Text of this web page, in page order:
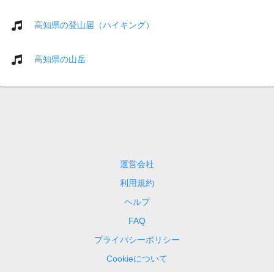
高知県の登山届（ハイキング）
高知県の山岳
運営会社
利用規約
ヘルプ
FAQ
プライバシーポリシー
Cookieについて